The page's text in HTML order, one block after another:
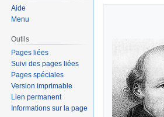
Aide
Menu
Outils
Pages liées
Suivi des pages liées
Pages spéciales
Version imprimable
Lien permanent
Informations sur la page